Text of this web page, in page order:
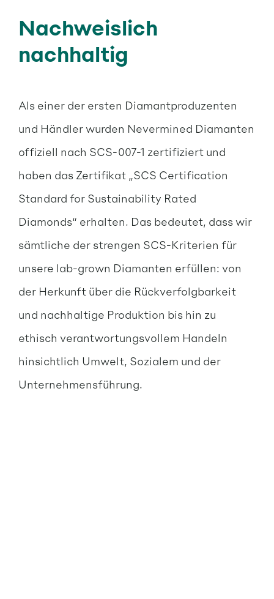
Nachweislich
nachhaltig
Als einer der ersten Diamantproduzenten
und Händler wurden Nevermined Diamanten
offiziell nach SCS-007-1 zertifiziert und
haben das Zertifikat „SCS Certification
Standard for Sustainability Rated
Diamonds“ erhalten. Das bedeutet, dass wir
sämtliche der strengen SCS-Kriterien für
unsere lab-grown Diamanten erfüllen: von
der Herkunft über die Rückverfolgbarkeit
und nachhaltige Produktion bis hin zu
ethisch verantwortungsvollem Handeln
hinsichtlich Umwelt, Sozialem und der
Unternehmensführung.